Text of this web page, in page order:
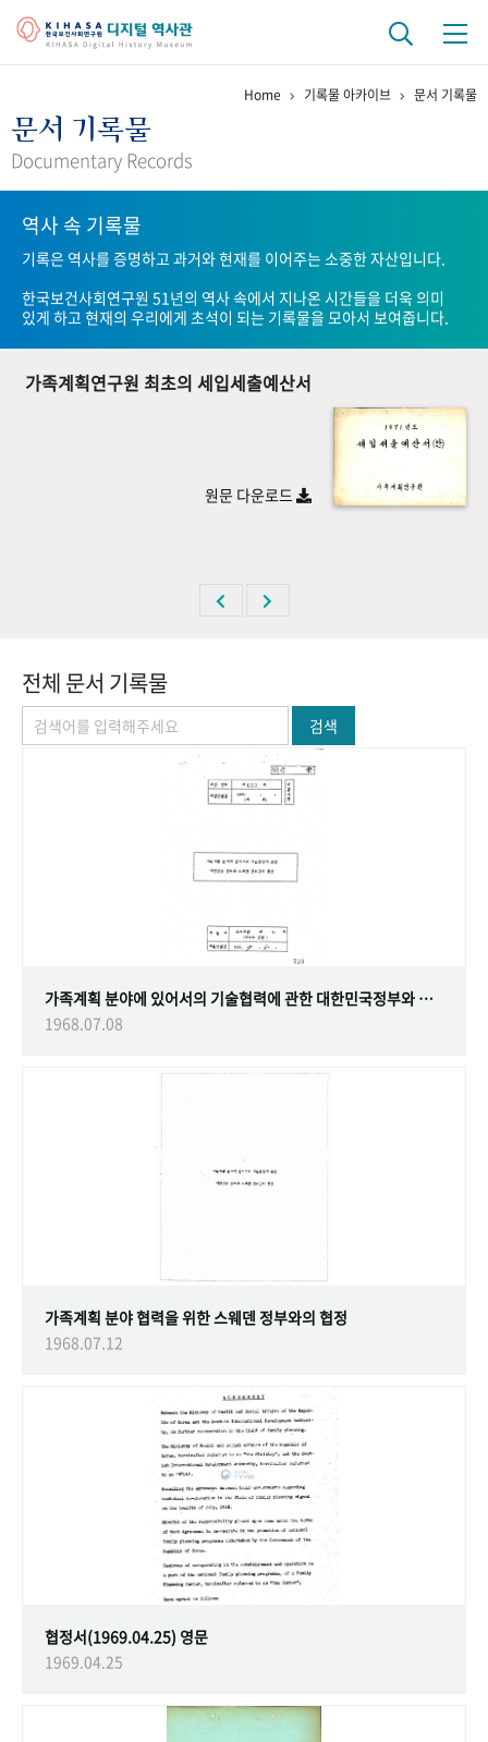
걸어온 길 기관 변천사
연구 역사
정책과 연구 키워드로 보는 연구 역사
연구자들
기록물 아카이브
사진 아카이브 문서 기록물 행정박물
숫자로 보는 50년 50+1주년 광장
Home 기록물 아카이브 문서 기록물
문서 기록물
Documentary Records
역사 속 기록물
기록은 역사를 증명하고 과거와 현재를 이어주는 소중한 자산입니다.
한국보건사회연구원 51년의 역사 속에서 지나온 시간들을 더욱 의미
있게 하고 현재의 우리에게 초석이 되는 기록물을 모아서 보여줍니다.
가족계획연구원 최초의 세입세출예산서
원문 다운로드
전체 문서 기록물
검색
가족계획 분야에 있어서의 기술협력에 관한 대한민국정부와 스웨덴 정부간의 협정
1968.07.08
가족계획 분야 협력을 위한 스웨덴 정부와의 협정
1968.07.12
협정서(1969.04.25) 영문
1969.04.25